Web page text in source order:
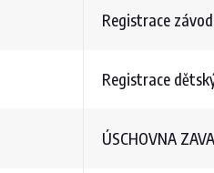
Registrace
Registrace
ÚSCHOVNA